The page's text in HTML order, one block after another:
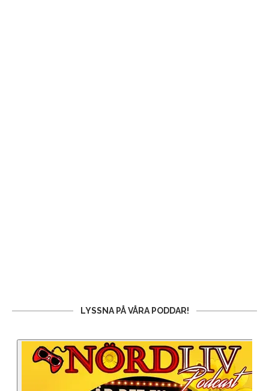
LYSSNA PÅ VÅRA PODDAR!